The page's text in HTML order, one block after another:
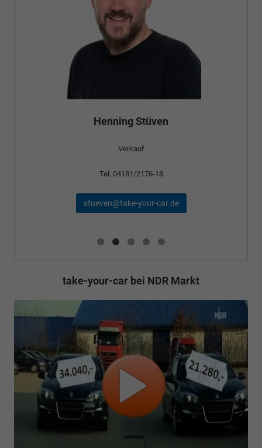
Henning Stüven
Verkauf
Tel. 04181/2176-18
stueven@take-your-car.de
take-your-car bei NDR Markt